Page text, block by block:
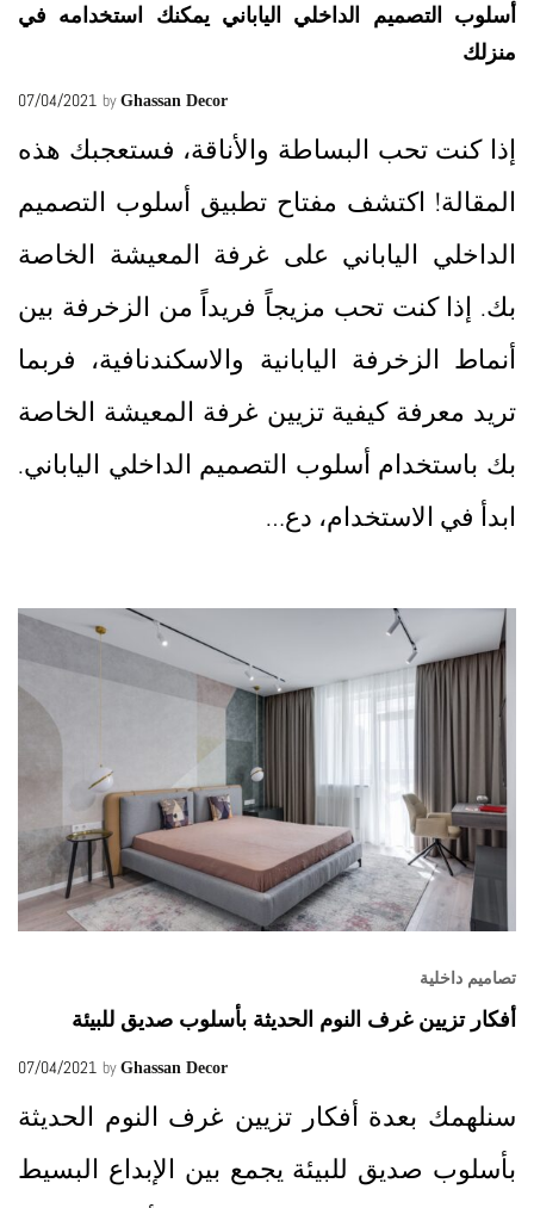
أسلوب التصميم الداخلي الياباني يمكنك استخدامه في
منزلك
07/04/2021 by Ghassan Decor
إذا كنت تحب البساطة والأناقة، فستعجبك هذه
المقالة! اكتشف مفتاح تطبيق أسلوب التصميم
الداخلي الياباني على غرفة المعيشة الخاصة
بك. إذا كنت تحب مزيجاً فريداً من الزخرفة بين
أنماط الزخرفة اليابانية والاسكندنافية، فربما
تريد معرفة كيفية تزيين غرفة المعيشة الخاصة
بك باستخدام أسلوب التصميم الداخلي الياباني.
ابدأ في الاستخدام، دع…
تصاميم داخلية
أفكار تزيين غرف النوم الحديثة بأسلوب صديق للبيئة
07/04/2021 by Ghassan Decor
سنلهمك بعدة أفكار تزيين غرف النوم الحديثة
بأسلوب صديق للبيئة يجمع بين الإبداع البسيط